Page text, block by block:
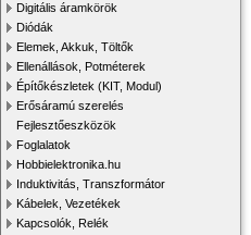
Digitális áramkörök
Diódák
Elemek, Akkuk, Töltők
Ellenállások, Potméterek
Építőkészletek (KIT, Modul)
Erősáramú szerelés
Fejlesztőeszközök
Foglalatok
Hobbielektronika.hu
Induktivitás, Transzformátor
Kábelek, Vezetékek
Kapcsolók, Relék